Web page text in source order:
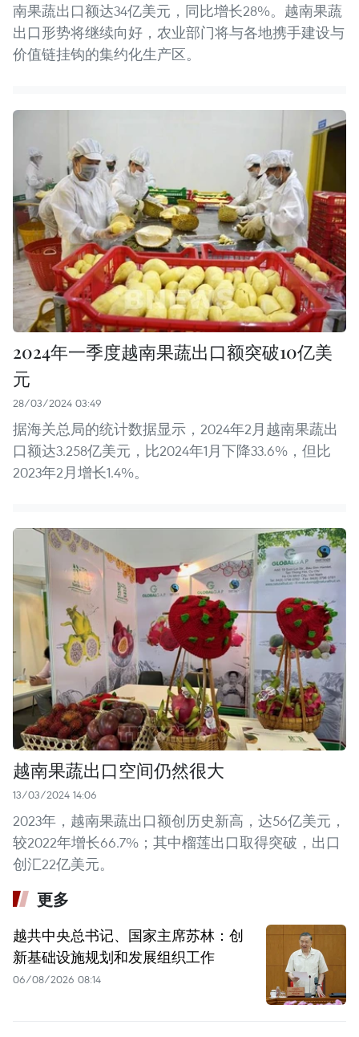
南果蔬出口额达34亿美元，同比增长28%。越南果蔬
出口形势将继续向好，农业部门将与各地携手建设与
价值链挂钩的集约化生产区。
2024年一季度越南果蔬出口额突破10亿美
元
28/03/2024 03:49
据海关总局的统计数据显示，2024年2月越南果蔬出
口额达3.258亿美元，比2024年1月下降33.6%，但比
2023年2月增长1.4%。
越南果蔬出口空间仍然很大
13/03/2024 14:06
2023年，越南果蔬出口额创历史新高，达56亿美元，
较2022年增长66.7%；其中榴莲出口取得突破，出口
创汇22亿美元。
更多
越共中央总书记、国家主席苏林：创
新基础设施规划和发展组织工作
06/08/2026 08:14